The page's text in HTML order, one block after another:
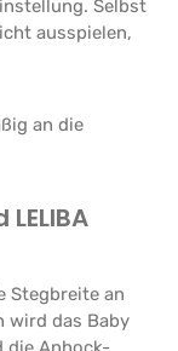
Selbst
ausspielen,
an die
Stegbreite an
wird das Baby